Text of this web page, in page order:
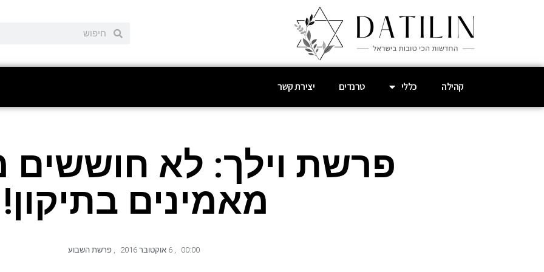
קהילה כללי טרנדים יצירת קשר
פרשת וילך: לא חוששים
מאמינים בתיקון!
00:00
, 6 אוקטובר 2016 , פרשת השבוע